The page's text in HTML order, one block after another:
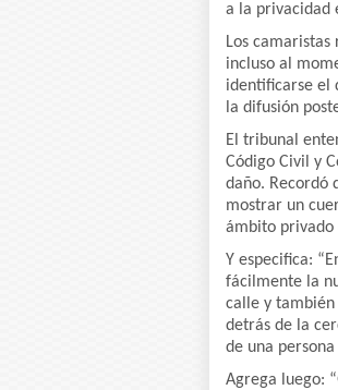
a la privacidad
Los
incluso al
identificarse el
la difusión
El tribunal
Código Civil y
daño. Recordó
mostrar un
ámbito privado
Y especifica:
fácilmente la
calle y también
detrás de la
de una persona
Agrega luego: